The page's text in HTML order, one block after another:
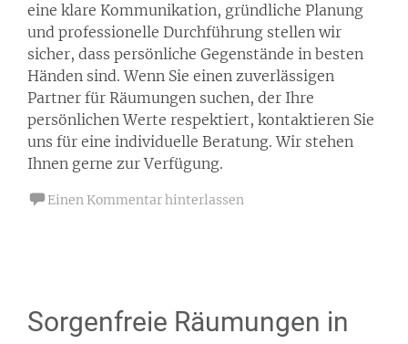
eine klare Kommunikation, gründliche Planung
und professionelle Durchführung stellen wir
sicher, dass persönliche Gegenstände in besten
Händen sind. Wenn Sie einen zuverlässigen
Partner für Räumungen suchen, der Ihre
persönlichen Werte respektiert, kontaktieren Sie
uns für eine individuelle Beratung. Wir stehen
Ihnen gerne zur Verfügung.
Einen Kommentar hinterlassen
Sorgenfreie Räumungen in